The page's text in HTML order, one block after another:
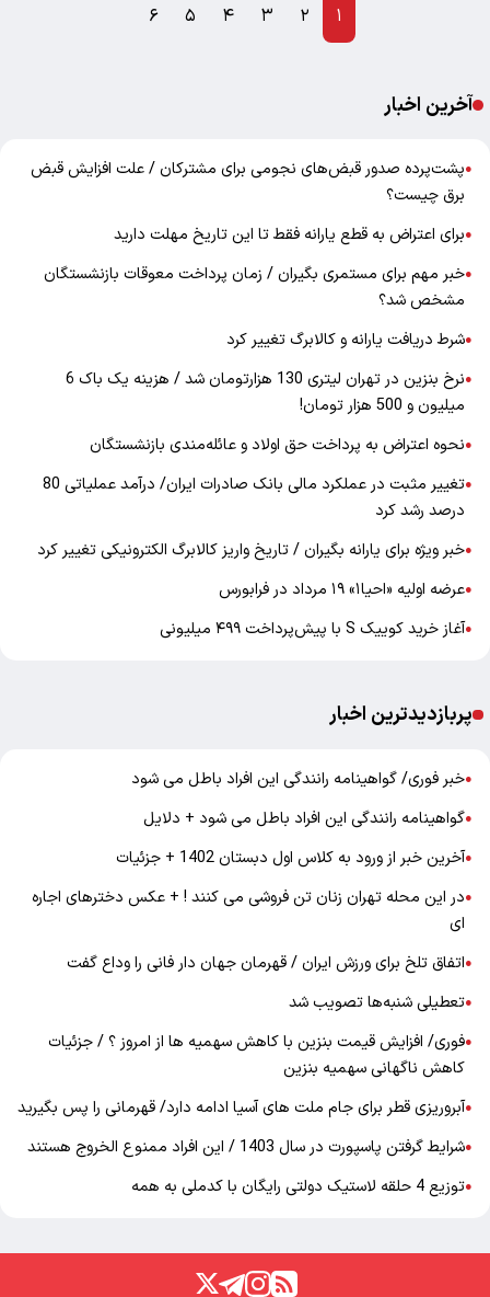
۱ ۲ ۳ ۴ ۵ ۶
آخرین اخبار
●پشت‌پرده صدور قبض‌های نجومی برای مشترکان / علت افزایش قبض
برق چیست؟
●برای اعتراض به قطع یارانه فقط تا این تاریخ مهلت دارید
●خبر مهم برای مستمری بگیران / زمان پرداخت معوقات بازنشستگان
مشخص شد؟
●شرط دریافت یارانه و کالابرگ تغییر کرد
●
نرخ بنزین در تهران لیتری 130 هزارتومان شد / هزینه یک باک 6
میلیون و 500 هزار تومان!
●نحوه اعتراض به پرداخت حق اولاد و عائله‌مندی بازنشستگان
●
تغییر مثبت در عملکرد مالی بانک صادرات ایران/ درآمد عملیاتی 80
درصد رشد کرد
●خبر ویژه برای یارانه بگیران / تاریخ واریز کالابرگ الکترونیکی تغییر کرد
●عرضه اولیه «احیا۱» ۱۹ مرداد در فرابورس
●آغاز خرید کوییک S با پیش‌پرداخت ۴۹۹ میلیونی
پربازدیدترین اخبار
●خبر فوری/ گواهینامه رانندگی این افراد باطل می شود
●گواهینامه رانندگی این افراد باطل می شود + دلایل
●آخرین خبر از ورود به کلاس اول دبستان 1402 + جزئیات
●در این محله تهران زنان تن فروشی می کنند ! + عکس دخترهای اجاره
ای
●اتفاق تلخ برای ورزش ایران / قهرمان جهان دار فانی را وداع گفت
●تعطیلی شنبه‌ها تصویب شد
●فوری/ افزایش قیمت بنزین با کاهش سهمیه ها از امروز ؟ / جزئیات
کاهش ناگهانی سهمیه بنزین
●آبروریزی قطر برای جام ملت های آسیا ادامه دارد/ قهرمانی را پس بگیرید
●شرایط گرفتن پاسپورت در سال 1403 / این افراد ممنوع الخروج هستند
●توزیع 4 حلقه لاستیک دولتی رایگان با کدملی به همه